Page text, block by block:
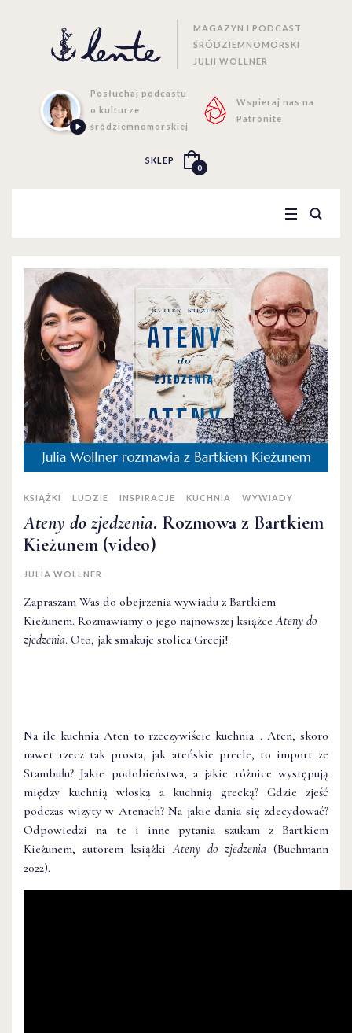
MAGAZYN I PODCAST
ŚRÓDZIEMNOMORSKI
JULII WOLLNER
Posłuchaj podcastu
o kulturze
śródziemnomorskiej
Wspieraj nas na
Patronite
SKLEP
0
KSIĄŻKI LUDZIE INSPIRACJE KUCHNIA WYWIADY
Ateny do zjedzenia. Rozmowa z Bartkiem
Kieżunem (video)
JULIA WOLLNER
Zapraszam Was do obejrzenia wywiadu z Bartkiem
Kieżunem. Rozmawiamy o jego najnowszej książceAteny do
zjedzenia. Oto, jak smakuje stolica Grecji!
Na ile kuchnia Aten to rzeczywiście kuchnia… Aten, skoro
nawet rzecz tak prosta, jak ateńskie precle, to import ze
Stambułu? Jakie podobieństwa, a jakie różnice występują
między kuchnią włoską a kuchnią grecką? Gdzie zjeść
podczas wizyty w Atenach? Na jakie dania się zdecydować?
Odpowiedzi na te i inne pytania szukam z Bartkiem
Kieżunem, autorem książkiAteny do zjedzenia (Buchmann
2022).